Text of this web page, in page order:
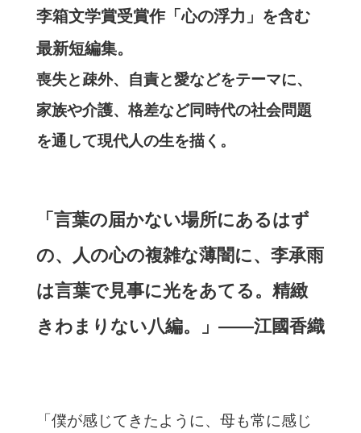
李箱文学賞受賞作「心の浮力」を含む
最新短編集。
喪失と疎外、自責と愛などをテーマに、
家族や介護、格差など同時代の社会問題
を通して現代人の生を描く。
「言葉の届かない場所にあるはず
の、人の心の複雑な薄闇に、李承雨
は言葉で見事に光をあてる。精緻
きわまりない八編。」――江國香織
「僕が感じてきたように、母も常に感じ